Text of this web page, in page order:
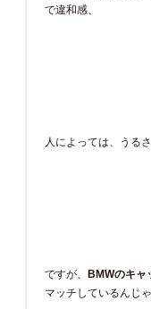
で違和感、
人によっては、うる
ですが、 BMWのキャ
マッチしているんじ